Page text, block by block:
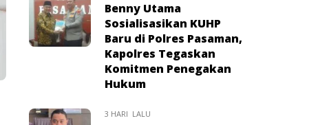
Benny Utama
Sosialisasikan KUHP
Baru di Polres Pasaman,
Kapolres Tegaskan
Komitmen Penegakan
Hukum
3 HARI LALU